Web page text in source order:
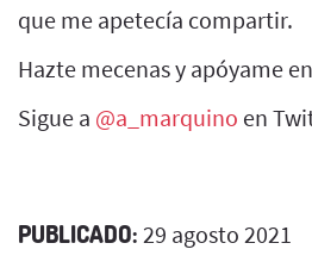
que me apetecía compartir.
Hazte mecenas y apóyame en
Sigue a @a_marquino en
PUBLICADO: 29 agosto 2021